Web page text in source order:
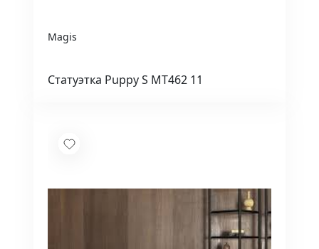
Magis
Статуэтка Puppy S MT462 11